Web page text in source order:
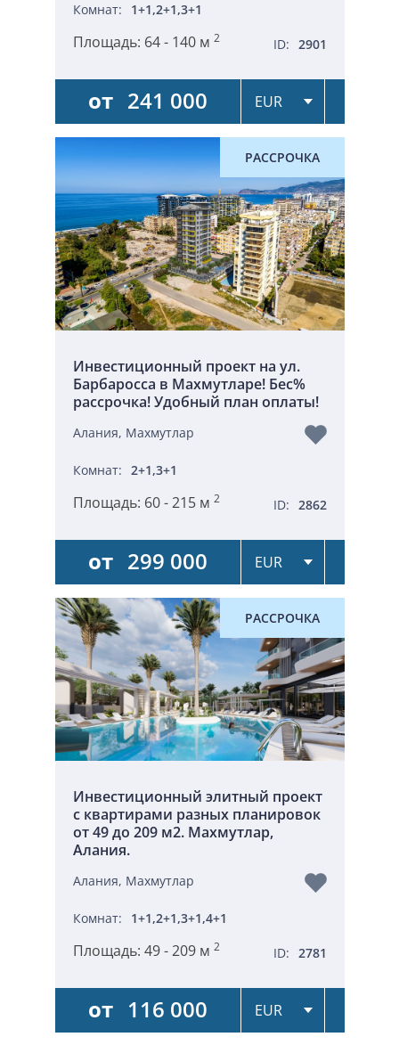
Комнат: 1+1,2+1,3+1
Площадь: 64 - 140 м 2 ID: 2901
от 241 000
РАССРОЧКА
Инвестиционный проект на ул.
Барбаросса в Махмутларе! Бес%
рассрочка! Удобный план оплаты!
Алания, Махмутлар
Комнат: 2+1,3+1
Площадь: 60 - 215 м 2 ID: 2862
от 299 000
РАССРОЧКА
Инвестиционный элитный проект
с квартирами разных планировок
от 49 до 209 м2. Махмутлар,
Алания.
Алания, Махмутлар
Комнат: 1+1,2+1,3+1,4+1
Площадь: 49 - 209 м 2 ID: 2781
от 116 000